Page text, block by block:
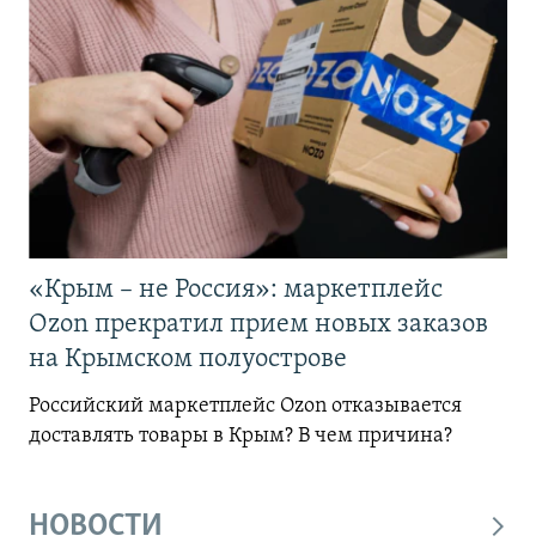
«Крым – не Россия»: маркетплейс
Ozon прекратил прием новых заказов
на Крымском полуострове
Российский маркетплейс Ozon отказывается
доставлять товары в Крым? В чем причина?
НОВОСТИ